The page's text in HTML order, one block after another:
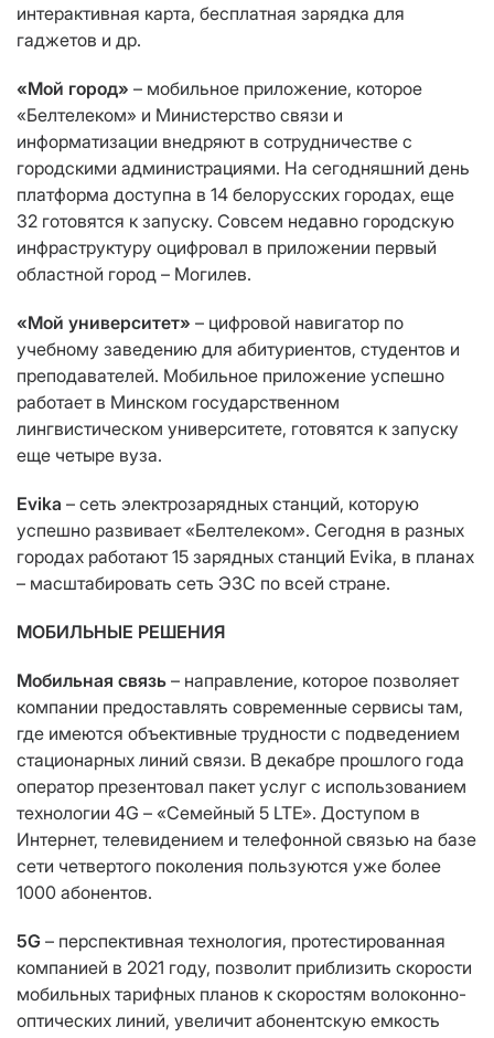
интерактивная карта, бесплатная зарядка для
гаджетов и др.
«Мой город» – мобильное приложение, которое
«Белтелеком» и Министерство связи и
информатизации внедряют в сотрудничестве с
городскими администрациями. На сегодняшний день
платформа доступна в 14 белорусских городах, еще
32 готовятся к запуску. Совсем недавно городскую
инфраструктуру оцифровал в приложении первый
областной город – Могилев.
«Мой университет» – цифровой навигатор по
учебному заведению для абитуриентов, студентов и
преподавателей. Мобильное приложение успешно
работает в Минском государственном
лингвистическом университете, готовятся к запуску
еще четыре вуза.
Evika – сеть электрозарядных станций, которую
успешно развивает «Белтелеком». Сегодня в разных
городах работают 15 зарядных станций Evika, в планах
– масштабировать сеть ЭЗС по всей стране.
МОБИЛЬНЫЕ РЕШЕНИЯ
Мобильная связь – направление, которое позволяет
компании предоставлять современные сервисы там,
где имеются объективные трудности с подведением
стационарных линий связи. В декабре прошлого года
оператор презентовал пакет услуг с использованием
технологии 4G – «Семейный 5 LTE». Доступом в
Интернет, телевидением и телефонной связью на базе
сети четвертого поколения пользуются уже более
1000 абонентов.
5G – перспективная технология, протестированная
компанией в 2021 году, позволит приблизить скорости
мобильных тарифных планов к скоростям волоконно-
оптических линий, увеличит абонентскую емкость